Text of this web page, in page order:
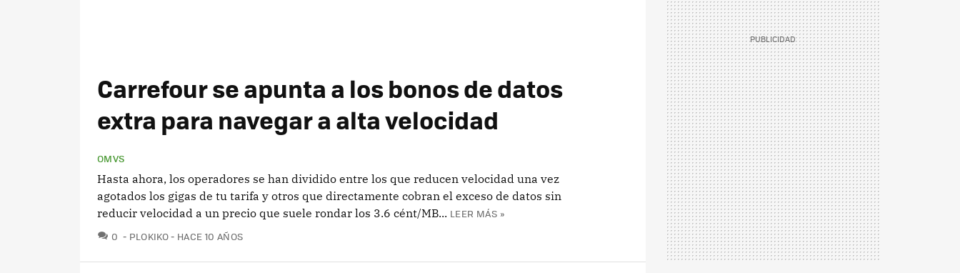
Carrefour se apunta a los bonos de datos
extra para navegar a alta velocidad
OMVS
Hasta ahora, los operadores se han dividido entre los que reducen velocidad una vez
agotados los gigas de tu tarifa y otros que directamente cobran el exceso de datos sin
reducir velocidad a un precio que suele rondar los 3.6 cént/MB... LEER MÁS »
0 COMENTARIOS
PLOKIKO HACE 10 AÑOS